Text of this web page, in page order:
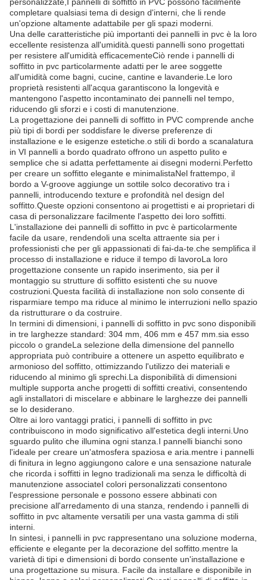
completare qualsiasi tema di design d'interni, che li rende
un'opzione altamente adattabile per gli spazi moderni.
Una delle caratteristiche più importanti dei pannelli in pvc è la loro
eccellente resistenza all'umidità.questi pannelli sono progettati
per resistere all'umidità efficacementeCiò rende i pannelli di
soffitto in pvc particolarmente adatti per le aree soggette
all'umidità come bagni, cucine, cantine e lavanderie.Le loro
proprietà resistenti all'acqua garantiscono la longevità e
mantengono l'aspetto incontaminato dei pannelli nel tempo,
riducendo gli sforzi e i costi di manutenzione.
La progettazione dei pannelli di soffitto in PVC comprende anche
più tipi di bordi per soddisfare le diverse preferenze di
installazione e le esigenze estetiche.o stili di bordo a scanalatura
in VI pannelli a bordo quadrato offrono un aspetto pulito e
semplice che si adatta perfettamente ai disegni moderni.Perfetto
per creare un soffitto elegante e minimalistaNel frattempo, il
bordo a V-groove aggiunge un sottile solco decorativo tra i
pannelli, introducendo texture e profondità nel design del
soffitto.Queste opzioni consentono ai progettisti e ai proprietari di
casa di personalizzare facilmente l'aspetto dei loro soffitti.
L'installazione dei pannelli di soffitto in pvc è particolarmente
facile da usare, rendendoli una scelta attraente sia per i
professionisti che per gli appassionati di fai-da-te.che semplifica il
processo di installazione e riduce il tempo di lavoroLa loro
progettazione consente un rapido inserimento, sia per il
montaggio su strutture di soffitto esistenti che su nuove
costruzioni.Questa facilità di installazione non solo consente di
risparmiare tempo ma riduce al minimo le interruzioni nello spazio
da ristrutturare o da costruire.
In termini di dimensioni, i pannelli di soffitto in pvc sono disponibili
in tre larghezze standard: 304 mm, 406 mm e 457 mm.sia esso
piccolo o grandeLa selezione della dimensione del pannello
appropriata può contribuire a ottenere un aspetto equilibrato e
armonioso del soffitto, ottimizzando l'utilizzo dei materiali e
riducendo al minimo gli sprechi.La disponibilità di dimensioni
multiple supporta anche progetti di soffitti creativi, consentendo
agli installatori di miscelare e abbinare le larghezze dei pannelli
se lo desiderano.
Oltre ai loro vantaggi pratici, i pannelli di soffitto in pvc
contribuiscono in modo significativo all'estetica degli interni.Uno
sguardo pulito che illumina ogni stanza.I pannelli bianchi sono
l'ideale per creare un'atmosfera spaziosa e aria.mentre i pannelli
di finitura in legno aggiungono calore e una sensazione naturale
che ricorda i soffitti in legno tradizionali ma senza le difficoltà di
manutenzione associateI colori personalizzati consentono
l'espressione personale e possono essere abbinati con
precisione all'arredamento di una stanza, rendendo i pannelli di
soffitto in pvc altamente versatili per una vasta gamma di stili
interni.
In sintesi, i pannelli in pvc rappresentano una soluzione moderna,
efficiente e elegante per la decorazione del soffitto.mentre la
varietà di tipi e dimensioni di bordo consente un'installazione e
una progettazione su misura. Facile da installare e disponibile in